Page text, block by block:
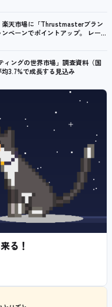
楽天市場に「Thrustmasterブラン
ペーンでポイントアップ。 レーシ
ラーを中心に、幅広くラインナッ
ィングの世界市場」調査資料（国
3.7%で成長する見込み
る！